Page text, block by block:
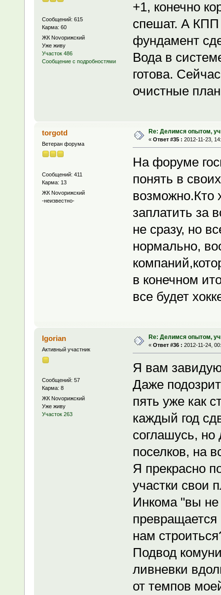
Сообщений: 615
Карма: 60
ЖК Novoрижский
Уже живу
Участок 486
Сообщение с подробностями
+1, конечно
спешат. А КПП
фундамент
Вода в
готова.
очистные
torgotd
Ветеран форума
Сообщений: 411
Карма: 13
ЖК Novoрижский
-неизвестно-
Re: Делимся опытом,
« Ответ #35 : 2012-11-23,
На форуме
понять в
возможно.Кто
заплатить за
не сразу, но
нормально,
в конечном
все будет
Igorian
Активный участник
Сообщений: 57
Карма: 8
ЖК Novoрижский
Уже живу
Участок 263
Re: Делимся опытом,
« Ответ #36 : 2012-11-24,
Я вам
Даже
пять уже как
каждый год
соглашусь, но
поселков, на
Я прекрасно
участки свои
Инкома "вы не
превращается
нам
Подвод
ливневки
от темпов